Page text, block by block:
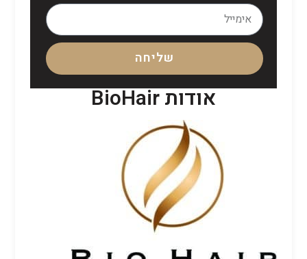
שליחה
אודות BioHair